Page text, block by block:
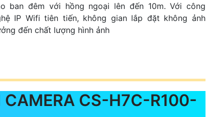
ban đêm với hồng ngoại lên đến 10m. Với công
IP Wifi tiên tiến, không gian lắp đặt không ảnh
đến chất lượng hình ảnh
CS-H7C-R100-